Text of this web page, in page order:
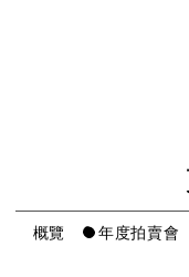
概覽 年度拍賣會